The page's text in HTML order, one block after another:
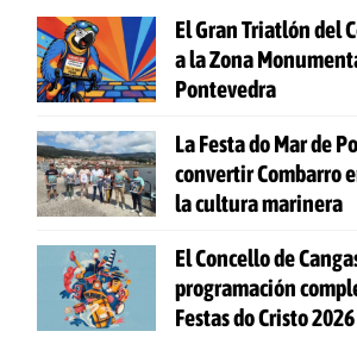
El Gran Triatlón del
a la Zona
Pontevedra
La Festa do Mar de
convertir Combarro
la cultura marinera
El Concello de
programación
Festas do Cristo 2026